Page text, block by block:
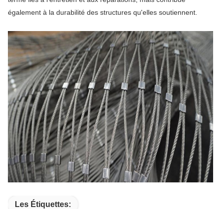
également à la durabilité des structures qu'elles soutiennent.
Les Étiquettes: